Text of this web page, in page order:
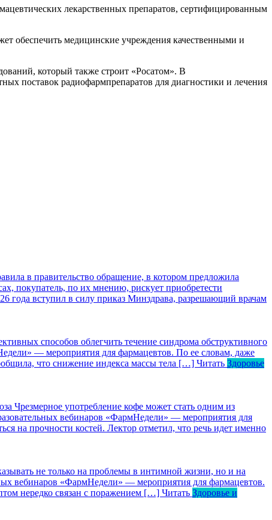
лекарственных препаратов, сертифицированным
обеспечить медицинские учреждения качественными и
который также строит «Росатом». В
поставок радиофармпрепаратов для диагностики и лечения
в правительство обращение, в котором предложила
покупатель, по их мнению, рискует приобретести
года вступил в силу приказ Минздрава, разрешающий врачам
способов облегчить течение синдрома обструктивного
— мероприятия для фармацевтов. По ее словам, даже
что снижение индекса массы тела […] Читать Здоровье
Чрезмерное употребление кофе может стать одним из
вебинаров «ФармНедели» — мероприятия для
на прочности костей. Лектор отметил, что речь идет именно
не только на проблемы в интимной жизни, но и на
вебинаров «ФармНедели» — мероприятия для фармацевтов.
нередко связан с поражением […] Читать Здоровье и